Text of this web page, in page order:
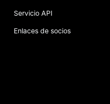
Servicio API
Enlaces de socios